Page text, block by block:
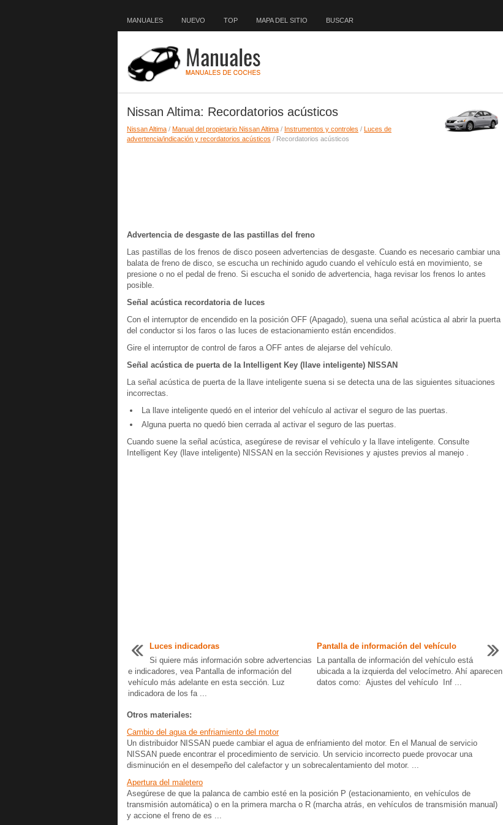
MANUALES NUEVO TOP MAPA DEL SITIO BUSCAR
Nissan Altima: Recordatorios acústicos
Nissan Altima / Manual del propietario Nissan Altima / Instrumentos y controles / Luces de
advertencia/indicación y recordatorios acústicos / Recordatorios acústicos
Advertencia de desgaste de las pastillas del freno
Las pastillas de los frenos de disco poseen advertencias de desgaste. Cuando es necesario cambiar una
balata de freno de disco, se escucha un rechinido agudo cuando el vehículo está en movimiento, se
presione o no el pedal de freno. Si escucha el sonido de advertencia, haga revisar los frenos lo antes
posible.
Señal acústica recordatoria de luces
Con el interruptor de encendido en la posición OFF (Apagado), suena una señal acústica al abrir la puerta
del conductor si los faros o las luces de estacionamiento están encendidos.
Gire el interruptor de control de faros a OFF antes de alejarse del vehículo.
Señal acústica de puerta de la Intelligent Key (llave inteligente) NISSAN
La señal acústica de puerta de la llave inteligente suena si se detecta una de las siguientes situaciones
incorrectas.
La llave inteligente quedó en el interior del vehículo al activar el seguro de las puertas.
Alguna puerta no quedó bien cerrada al activar el seguro de las puertas.
Cuando suene la señal acústica, asegúrese de revisar el vehículo y la llave inteligente. Consulte
Intelligent Key (llave inteligente) NISSAN en la sección Revisiones y ajustes previos al manejo .
Luces indicadoras
Si quiere más información sobre advertencias
e indicadores, vea Pantalla de información del
vehículo más adelante en esta sección. Luz
indicadora de los fa ...
Pantalla de información del vehículo
La pantalla de información del vehículo está
ubicada a la izquierda del velocímetro. Ahí aparecen
datos como: Ajustes del vehículo Inf ...
Otros materiales:
Cambio del agua de enfriamiento del motor
Un distribuidor NISSAN puede cambiar el agua de enfriamiento del motor. En el Manual de servicio
NISSAN puede encontrar el procedimiento de servicio. Un servicio incorrecto puede provocar una
disminución en el desempeño del calefactor y un sobrecalentamiento del motor. ...
Apertura del maletero
Asegúrese de que la palanca de cambio esté en la posición P (estacionamiento, en vehículos de
transmisión automática) o en la primera marcha o R (marcha atrás, en vehículos de transmisión manual)
y accione el freno de es ...